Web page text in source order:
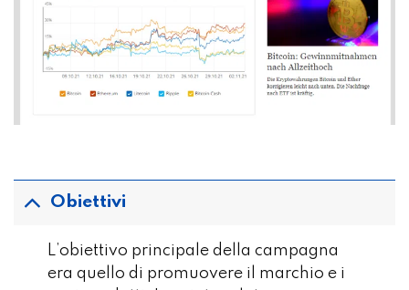
Obiettivi
L’obiettivo principale della campagna
era quello di promuovere il marchio e i